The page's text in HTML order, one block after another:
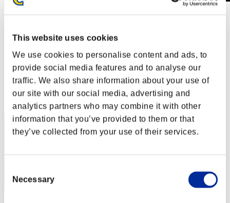
This website uses cookies
We use cookies to personalise content and ads, to
provide social media features and to analyse our
traffic. We also share information about your use of
our site with our social media, advertising and
analytics partners who may combine it with other
information that you’ve provided to them or that
they’ve collected from your use of their services.
Selection
Necessary
L'attacco dei colossi N. 40
Vai all'evento
(Le classifiche sono aggiornate ogni 6 ore)
Classifiche
Posizione
541